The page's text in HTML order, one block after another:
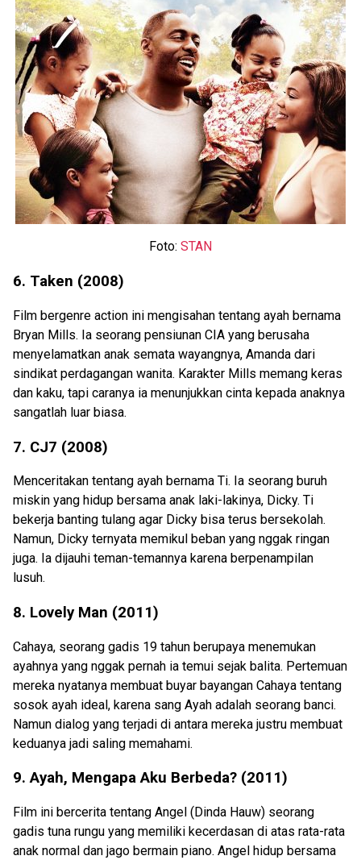
Foto: STAN
6. Taken (2008)
Film bergenre action ini mengisahan tentang ayah bernama
Bryan Mills. Ia seorang pensiunan CIA yang berusaha
menyelamatkan anak semata wayangnya, Amanda dari
sindikat perdagangan wanita. Karakter Mills memang keras
dan kaku, tapi caranya ia menunjukkan cinta kepada anaknya
sangatlah luar biasa.
7. CJ7 (2008)
Menceritakan tentang ayah bernama Ti. Ia seorang buruh
miskin yang hidup bersama anak laki-lakinya, Dicky. Ti
bekerja banting tulang agar Dicky bisa terus bersekolah.
Namun, Dicky ternyata memikul beban yang nggak ringan
juga. Ia dijauhi teman-temannya karena berpenampilan
lusuh.
8. Lovely Man (2011)
Cahaya, seorang gadis 19 tahun berupaya menemukan
ayahnya yang nggak pernah ia temui sejak balita. Pertemuan
mereka nyatanya membuat buyar bayangan Cahaya tentang
sosok ayah ideal, karena sang Ayah adalah seorang banci.
Namun dialog yang terjadi di antara mereka justru membuat
keduanya jadi saling memahami.
9. Ayah, Mengapa Aku Berbeda? (2011)
Film ini bercerita tentang Angel (Dinda Hauw) seorang
gadis tuna rungu yang memiliki kecerdasan di atas rata-rata
anak normal dan jago bermain piano. Angel hidup bersama